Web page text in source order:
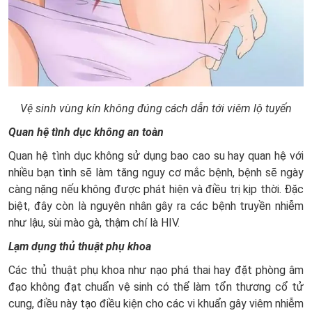
Vệ sinh vùng kín không đúng cách dẫn tới viêm lộ tuyến
Quan hệ tình dục không an toàn
Quan hệ tình dục không sử dụng bao cao su hay quan hệ với
nhiều bạn tình sẽ làm tăng nguy cơ mắc bệnh, bệnh sẽ ngày
càng nặng nếu không được phát hiện và điều trị kịp thời. Đặc
biệt, đây còn là nguyên nhân gây ra các bệnh truyền nhiễm
như lậu, sùi mào gà, thậm chí là HIV.
Lạm dụng thủ thuật phụ khoa
Các thủ thuật phụ khoa như nạo phá thai hay đặt phòng âm
đạo không đạt chuẩn vệ sinh có thể làm tổn thương cổ tử
cung, điều này tạo điều kiện cho các vi khuẩn gây viêm nhiễm